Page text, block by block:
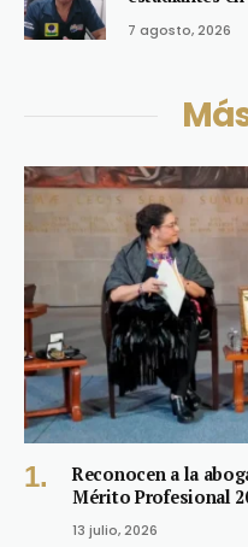
7 agosto, 2026
Reconocen a la
Mérito Profesional
13 julio, 2026